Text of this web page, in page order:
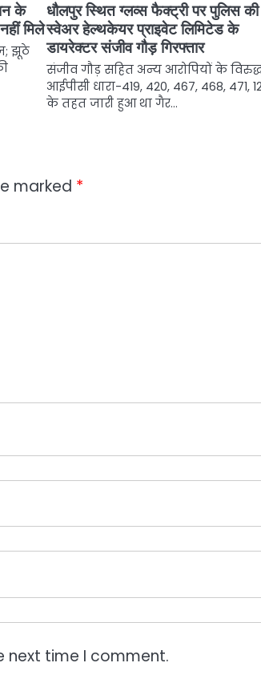
के
मिले
झूठे
धौलपुर स्थित ग्लव्स फैक्ट्री पर पुलिस
स्वेअर हेल्थकेयर प्राइवेट लिमिटेड के
डायरेक्टर संजीव गौड़ गिरफ्तार
संजीव गौड़ सहित अन्य आरोपियों के
आईपीसी धारा-419, 420, 467, 468, 471,
के तहत जारी हुआ था गैर…
marked *
next time I comment.